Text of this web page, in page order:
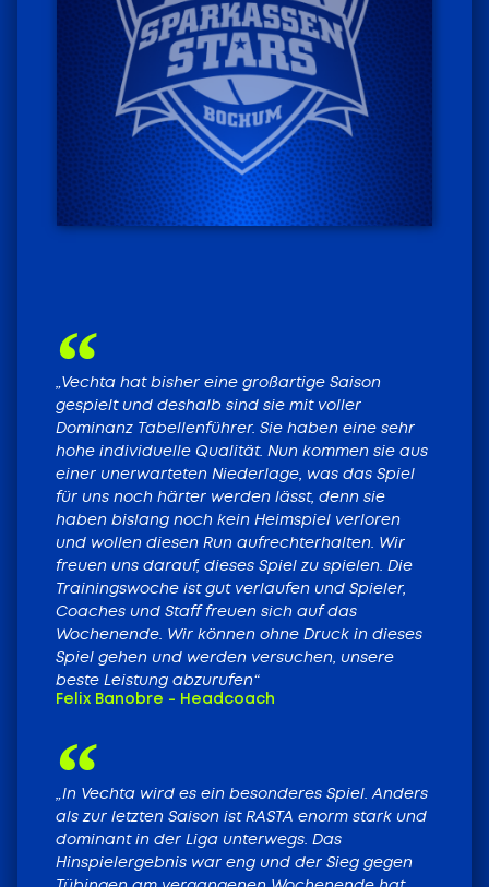
HEIMSPIELE
Tickets
„Vechta hat bisher eine großartige Saison
gespielt und deshalb sind sie mit voller
Dominanz Tabellenführer. Sie haben eine sehr
hohe individuelle Qualität. Nun kommen sie aus
einer unerwarteten Niederlage, was das Spiel
für uns noch härter werden lässt, denn sie
haben bislang noch kein Heimspiel verloren
und wollen diesen Run aufrechterhalten. Wir
freuen uns darauf, dieses Spiel zu spielen. Die
Trainingswoche ist gut verlaufen und Spieler,
Coaches und Staff freuen sich auf das
Wochenende. Wir können ohne Druck in dieses
Spiel gehen und werden versuchen, unsere
beste Leistung abzurufen“
Felix Banobre - Headcoach
„In Vechta wird es ein besonderes Spiel. Anders
als zur letzten Saison ist RASTA enorm stark und
dominant in der Liga unterwegs. Das
Hinspielergebnis war eng und der Sieg gegen